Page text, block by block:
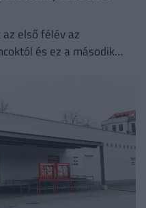
első félév az
és ez a második